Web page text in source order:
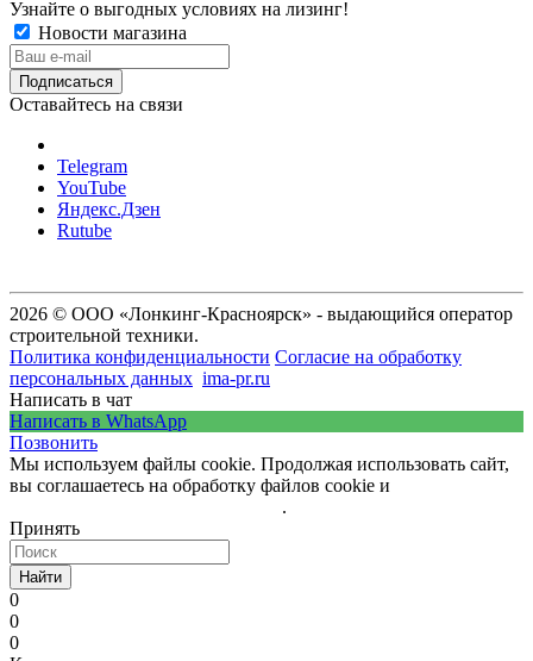
Узнайте о выгодных условиях на лизинг!
Новости магазина
Оставайтесь на связи
Telegram
YouTube
Яндекс.Дзен
Rutube
2026 © ООО «Лонкинг-Красноярск» - выдающийся оператор
строительной техники.
Политика конфиденциальности Согласие на обработку
персональных данных ima-pr.ru
Написать в чат
Написать в WhatsApp
Позвонить
Мы используем файлы cookie. Продолжая использовать сайт,
вы соглашаетесь на обработку файлов cookie и
.
Принять
Найти
0
0
0